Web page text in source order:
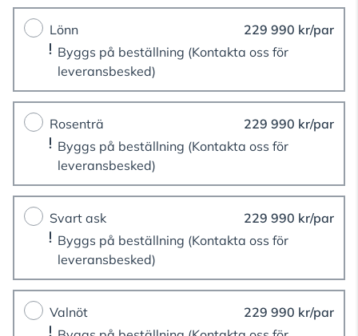
Lönn
229 990 kr/par
Byggs på beställning (Kontakta oss för
leveransbesked)
Rosenträ
229 990 kr/par
Byggs på beställning (Kontakta oss för
leveransbesked)
Svart ask
229 990 kr/par
Byggs på beställning (Kontakta oss för
leveransbesked)
Valnöt
229 990 kr/par